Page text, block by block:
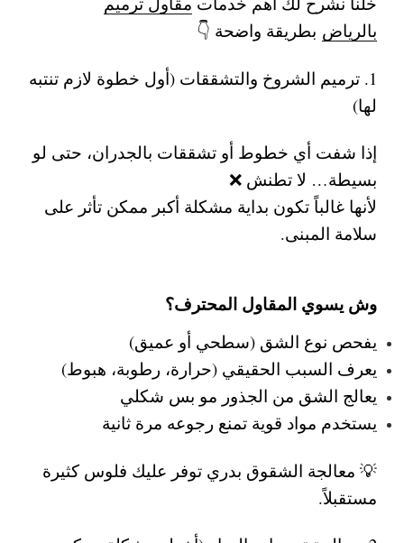
بالرياض بطريقة واضحة 👇
1. ترميم الشروخ والتشققات (أول خطوة لازم تنتبه
لها)
إذا شفت أي خطوط أو تشققات بالجدران، حتى لو
بسيطة… لا تطنش ❌
لأنها غالباً تكون بداية مشكلة أكبر ممكن تأثر على
سلامة المبنى.
وش يسوي المقاول المحترف؟
يفحص نوع الشق (سطحي أو عميق)
يعرف السبب الحقيقي (حرارة، رطوبة، هبوط)
يعالج الشق من الجذور مو بس شكلي
يستخدم مواد قوية تمنع رجوعه مرة ثانية
💡 معالجة الشقوق بدري توفر عليك فلوس كثيرة
مستقبلاً.